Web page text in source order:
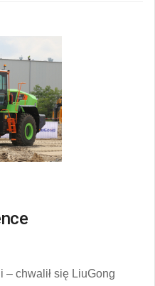
– chwalił się LiuGong